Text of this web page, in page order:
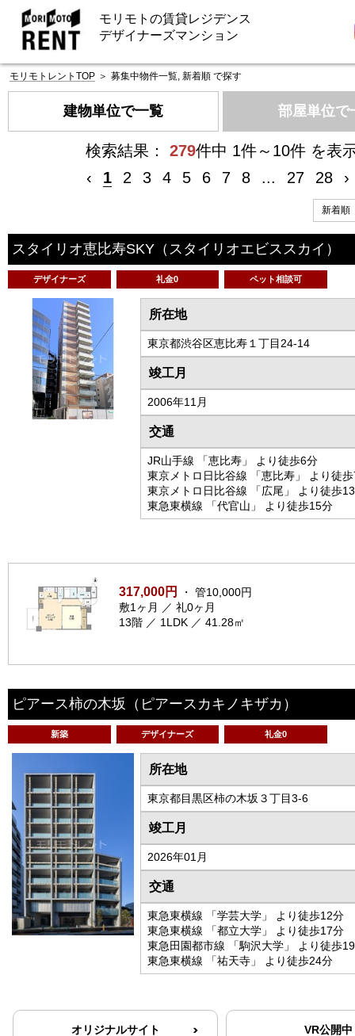
モリモトの賃貸レジデンス
デザイナーズマンション
モリモトレントTOP ＞ 募集中物件一覧, 新着順 で探す
建物単位で一覧 部屋単位で
検索結果： 279件中 1件～10件 を表
‹
1 2 3 4 5 6 7 8 ... 27 28 ›
スタイリオ恵比寿SKY （スタイリオエビススカイ）
デザイナーズ 礼金0 ペット相談可
所在地
東京都渋谷区恵比寿１丁目24-14
竣工月
2006年11月
交通
JR山手線 「恵比寿」 より徒歩6分
東京メトロ日比谷線 「恵比寿」 より徒
東京メトロ日比谷線 「広尾」 より徒歩
東急東横線 「代官山」 より徒歩15分
317,000円
・ 管10,000円
敷1ヶ月 ／ 礼0ヶ月
13階 ／ 1LDK ／ 41.28㎡
ピアース柿の木坂 （ピアースカキノキザカ）
新築 デザイナーズ 礼金0
所在地
東京都目黒区柿の木坂３丁目3-6
竣工月
2026年01月
交通
東急東横線 「学芸大学」 より徒歩12分
東急東横線 「都立大学」 より徒歩17分
東急田園都市線 「駒沢大学」 より徒歩
東急東横線 「祐天寺」 より徒歩24分
オリジナルサイト VR公開中